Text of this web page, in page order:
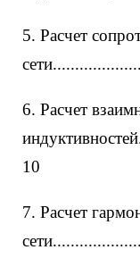
5. Расчет
6. Расчет
10
7. Расчет